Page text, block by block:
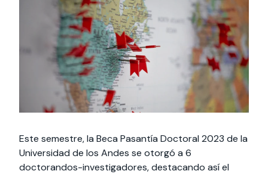
cursos
Especialidades y
estadías
Te puede
interesar:
International
students
Facultades
interesar:
2025
vinculación con la
sociedad
Extensión Cultural
Te puede interesar:Filantropía y Donaciones
intercambio
Servicios y apoyos
Te puede
interesar:
Explora el campus
Uandes
Noticias
estudiantiles
Este semestre, la Beca Pasantía Doctoral 2023 de la
Universidad de los Andes se otorgó a 6
doctorandos-investigadores, destacando así el